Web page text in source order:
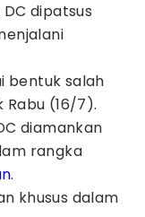
dipatsus
bentuk salah
Rabu (16/7).
diamankan
rangka
.
khusus dalam